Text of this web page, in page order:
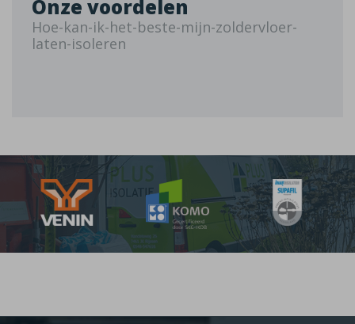
Onze voordelen
Hoe-kan-ik-het-beste-mijn-zoldervloer-
laten-isoleren